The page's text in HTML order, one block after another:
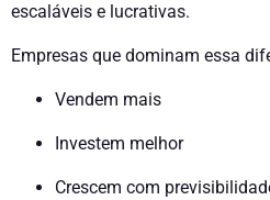
escaláveis e lucrativas.
Empresas que dominam essa
Vendem mais
Investem melhor
Crescem com